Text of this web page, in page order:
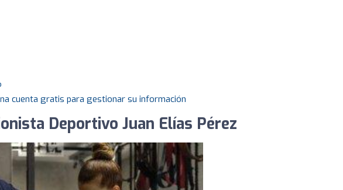
cuenta gratis para gestionar su información
Deportivo Juan Elías Pérez